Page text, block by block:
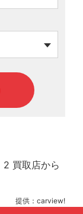
提供：carview!